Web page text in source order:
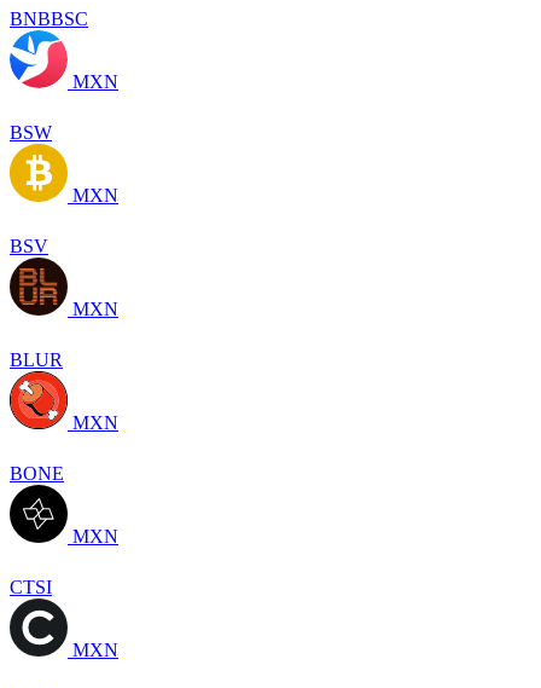
BNBBSC
MXN
BSW
MXN
BSV
MXN
BLUR
MXN
BONE
MXN
CTSI
MXN